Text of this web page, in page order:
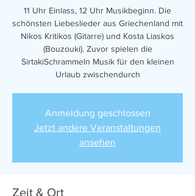
11 Uhr Einlass, 12 Uhr Musikbeginn. Die
schönsten Liebeslieder aus Griechenland mit
Nikos Kritikos (Gitarre) und Kosta Liaskos
(Bouzouki). Zuvor spielen die
SirtakiSchrammeln Musik für den kleinen
Urlaub zwischendurch
Anmeldung geschlossen
Jetzt andere Veranstaltungen
ansehen
Zeit & Ort